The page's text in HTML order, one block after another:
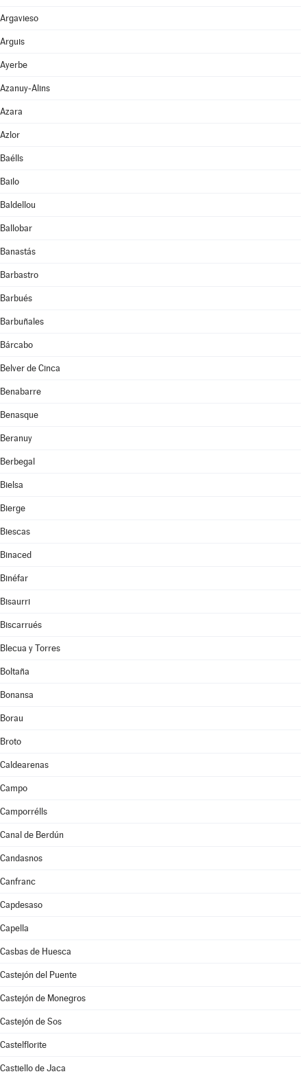
Argavieso
Arguis
Ayerbe
Azanuy-Alins
Azara
Azlor
Baélls
Bailo
Baldellou
Ballobar
Banastás
Barbastro
Barbués
Barbuñales
Bárcabo
Belver de Cinca
Benabarre
Benasque
Beranuy
Berbegal
Bielsa
Bierge
Biescas
Binaced
Binéfar
Bisaurri
Biscarrués
Blecua y Torres
Boltaña
Bonansa
Borau
Broto
Caldearenas
Campo
Camporrélls
Canal de Berdún
Candasnos
Canfranc
Capdesaso
Capella
Casbas de Huesca
Castejón del Puente
Castejón de Monegros
Castejón de Sos
Castelflorite
Castiello de Jaca